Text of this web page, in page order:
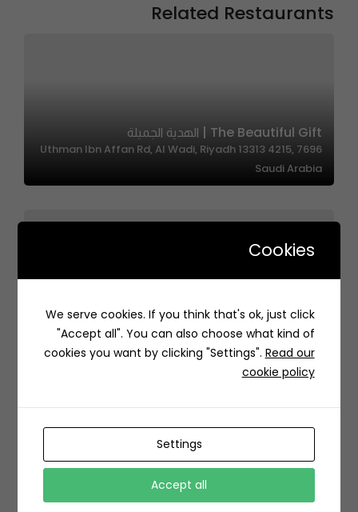
Related Restaurants
The Beautiful Gift | الهدية الجميلة
7696 Uthman Ibn Affan Rd, Al Wadi, Riyadh 13313 4215,
Saudi Arabia
CHOCO LAB | تشوكو لاب
94X3+7P2 الدمام السعودية
3972 طريق الأمير فيصل بن فهد، الحزام الأخضر، 6293، الخبر
Cookies
We serve cookies. If you think that's ok, just click
"Accept all". You can also choose what kind of
cookies you want by clicking "Settings". Read our
cookie policy
Settings
Accept all